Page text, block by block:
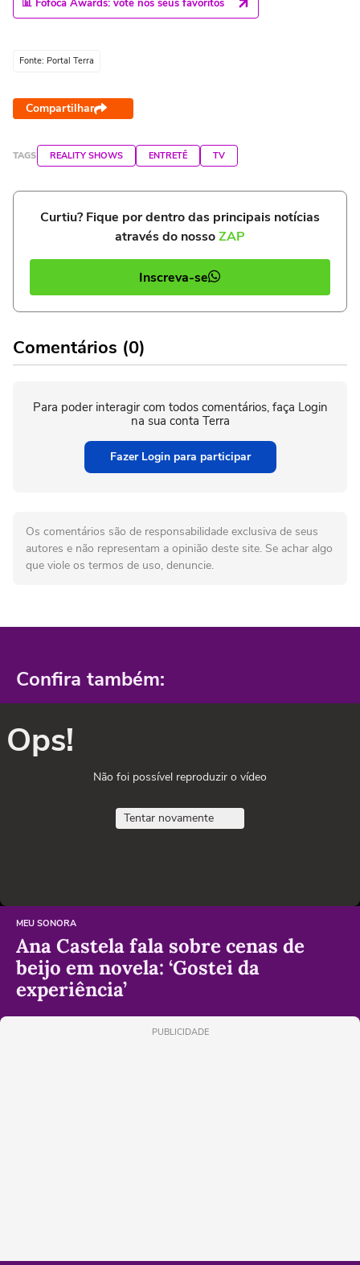
📊 Fofoca Awards: vote nos seus favoritos
Fonte: Portal Terra
Compartilhar
TAGS REALITY SHOWS ENTRETÊ TV
Curtiu? Fique por dentro das principais notícias
através do nossoZAP
Inscreva-se
Comentários (0)
Para poder interagir com todos comentários, faça Login
na sua conta Terra
Fazer Login para participar
Os comentários são de responsabilidade exclusiva de seus
autores e não representam a opinião deste site. Se achar algo
que viole os termos de uso, denuncie.
Confira também:
Ops!
Não foi possível reproduzir o vídeo
Tentar novamente
MEU SONORA
Ana Castela fala sobre cenas de
beijo em novela: ‘Gostei da
experiência’
PUBLICIDADE